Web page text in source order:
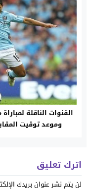
القنوات الناقلة
وموعد توقيت
اترك تعليق
لن يتم نشر عنوان بريدك